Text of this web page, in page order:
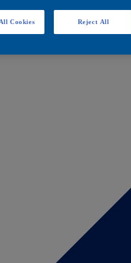
Reject All
Cookies